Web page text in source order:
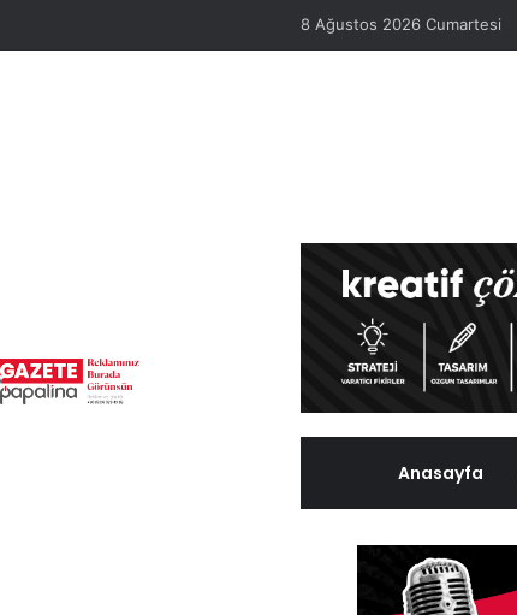
8 Ağustos 2026 Cumartesi
Anasayfa